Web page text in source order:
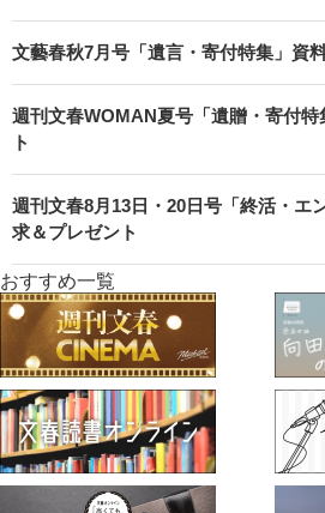
文藝春秋7月号「遺言・寄付特集」資
週刊文春WOMAN夏号「遺贈・寄付
ト
週刊文春8月13日・20日号「終活・エ
求＆プレゼント
おすすめ一覧